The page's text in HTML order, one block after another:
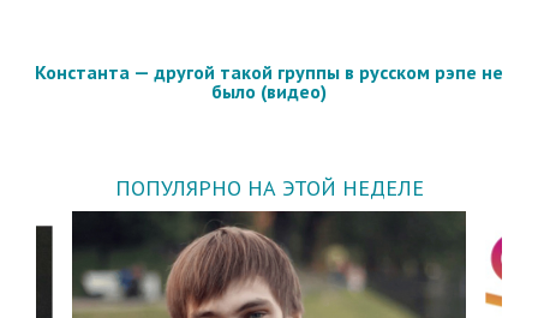
Константа — другой такой группы в русском рэпе не
было (видео)
ПОПУЛЯРНО НА ЭТОЙ НЕДЕЛЕ